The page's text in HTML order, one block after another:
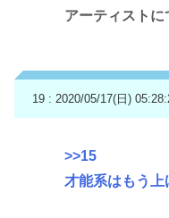
アーティストに
19 : 2020/05/17(日)
>>15
才能系はもう上